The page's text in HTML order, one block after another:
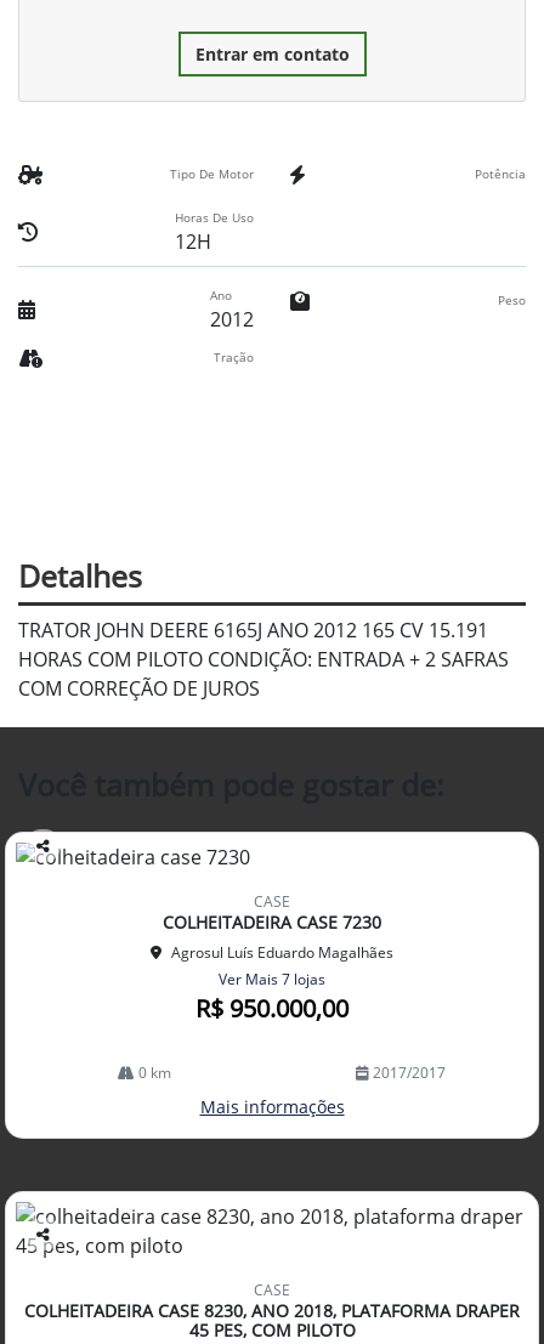
Entrar em contato
Tipo De Motor Potência
Horas De Uso
12H
Ano
2012
Peso
Tração
Detalhes
TRATOR JOHN DEERE 6165J ANO 2012 165 CV 15.191
HORAS COM PILOTO CONDIÇÃO: ENTRADA + 2 SAFRAS
COM CORREÇÃO DE JUROS
Co
CASE
COLHEITADEIRA CASE 7230
Agrosul Luís Eduardo Magalhães
Ver Mais 7 lojas
R$ 950.000,00
0 km 2017/2017
Mais informações
Co
arti
lhe
CASE
COLHEITADEIRA CASE 8230, ANO 2018, PLATAFORMA DRAPER
45 PES, COM PILOTO